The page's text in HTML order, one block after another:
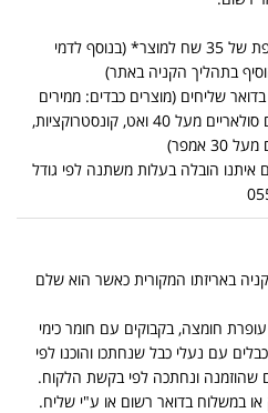
ישנה אפשרות לדואר שליחים בתוספת של 35 שח למוצר* (בנוסף לדמי
בתהליך הקניה באתר)
שליחים (מוצרים כבדים: ממירים
מכניים מ 3000 ואט ומעלה, פאנלים סולאריים מעל 40 ואט, קונסטרוקציות,
אמפר)
הובלה בעלות משתנה לפי גודל
14 יום מיום הקניה באריזתו המקורית כאשר הוא שלם
חומצה, בקבוקים עם חומר כימי
עם נעלי כבל שנחתכו והוכנו לפי
שהוזמנה ונחתכה לפי בקשת הלקוח.
במשלוח בדואר רשום או ע"י שליח.